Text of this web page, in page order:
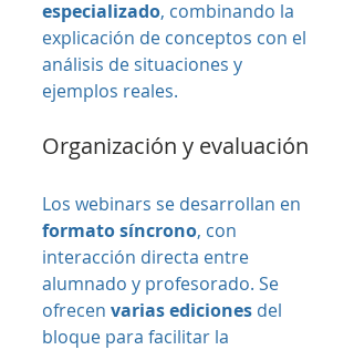
especializado, combinando la
explicación de conceptos con el
análisis de situaciones y
ejemplos reales.
Organización y evaluación
Los webinars se desarrollan en
formato síncrono, con
interacción directa entre
alumnado y profesorado. Se
ofrecen varias ediciones del
bloque para facilitar la